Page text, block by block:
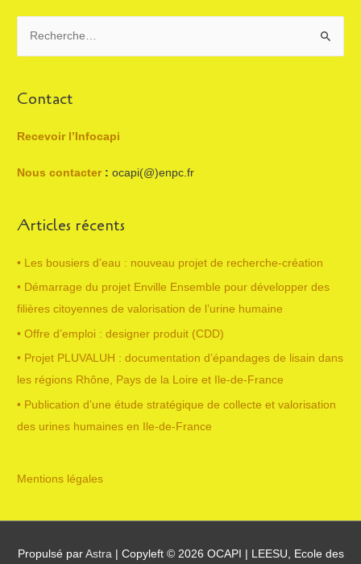
l’article
h
r
h
r
:
Contact
Recevoir l’Infocapi
Nous contacter :ocapi(@)enpc.fr
Articles récents
• Les bousiers d’eau : nouveau projet de recherche-création
• Démarrage du projet Enville Ensemble pour développer des
filières citoyennes de valorisation de l’urine humaine
• Offre d’emploi : designer produit (CDD)
• Projet PLUVALUH : documentation d’épandages de lisain dans
les régions Rhône, Pays de la Loire et Ile-de-France
• Publication d’une étude stratégique de collecte et valorisation
des urines humaines en Ile-de-France
Mentions légales
Propulsé par Astra | Copyleft © 2026 OCAPI | LEESU, Ecole des